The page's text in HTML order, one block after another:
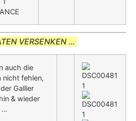
VERSENKEN …
auch die
nicht fehlen,
Gallier
& wieder
…